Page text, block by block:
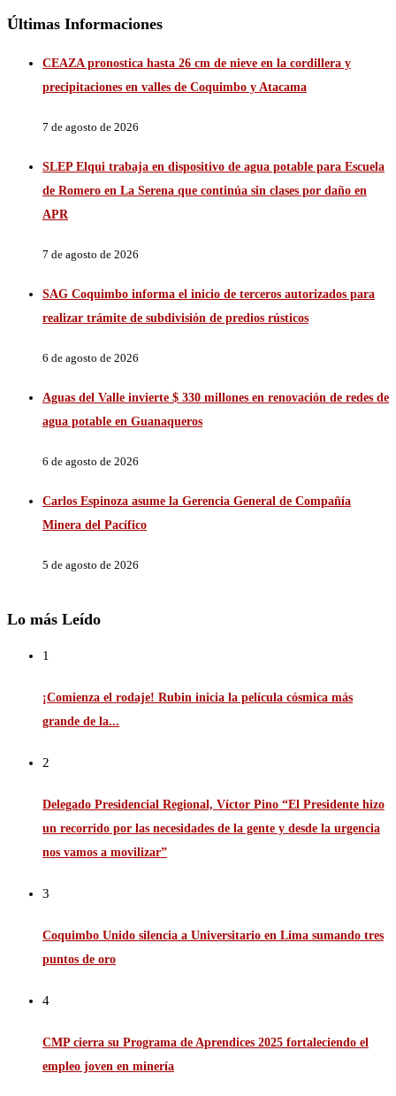
Últimas Informaciones
CEAZA pronostica hasta 26 cm de nieve en la cordillera y
precipitaciones en valles de Coquimbo y Atacama
7 de agosto de 2026
SLEP Elqui trabaja en dispositivo de agua potable para Escuela
de Romero en La Serena que continúa sin clases por daño en
APR
7 de agosto de 2026
SAG Coquimbo informa el inicio de terceros autorizados para
realizar trámite de subdivisión de predios rústicos
6 de agosto de 2026
Aguas del Valle invierte $ 330 millones en renovación de redes de
agua potable en Guanaqueros
6 de agosto de 2026
Carlos Espinoza asume la Gerencia General de Compañía
Minera del Pacífico
5 de agosto de 2026
Lo más Leído
1
¡Comienza el rodaje! Rubin inicia la película cósmica más
grande de la...
2
Delegado Presidencial Regional, Víctor Pino “El Presidente hizo
un recorrido por las necesidades de la gente y desde la urgencia
nos vamos a movilizar”
3
Coquimbo Unido silencia a Universitario en Lima sumando tres
puntos de oro
4
CMP cierra su Programa de Aprendices 2025 fortaleciendo el
empleo joven en minería